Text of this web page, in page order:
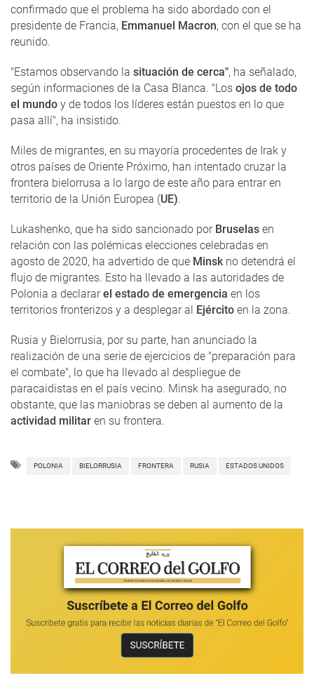
confirmado que el problema ha sido abordado con el
presidente de Francia, Emmanuel Macron, con el que se ha
reunido.
"Estamos observando la situación de cerca", ha señalado,
según informaciones de la Casa Blanca. "Los ojos de todo
el mundo y de todos los líderes están puestos en lo que
pasa allí", ha insistido.
Miles de migrantes, en su mayoría procedentes de Irak y
otros países de Oriente Próximo, han intentado cruzar la
frontera bielorrusa a lo largo de este año para entrar en
territorio de la Unión Europea (UE).
Lukashenko, que ha sido sancionado por Bruselas en
relación con las polémicas elecciones celebradas en
agosto de 2020, ha advertido de que Minsk no detendrá el
flujo de migrantes. Esto ha llevado a las autoridades de
Polonia a declararel estado de emergencia en los
territorios fronterizos y a desplegar al Ejército en la zona.
Rusia y Bielorrusia, por su parte, han anunciado la
realización de una serie de ejercicios de "preparación para
el combate", lo que ha llevado al despliegue de
paracaidistas en el país vecino. Minsk ha asegurado, no
obstante, que las maniobras se deben al aumento de la
actividad militar en su frontera.
POLONIA BIELORRUSIA FRONTERA RUSIA ESTADOS UNIDOS